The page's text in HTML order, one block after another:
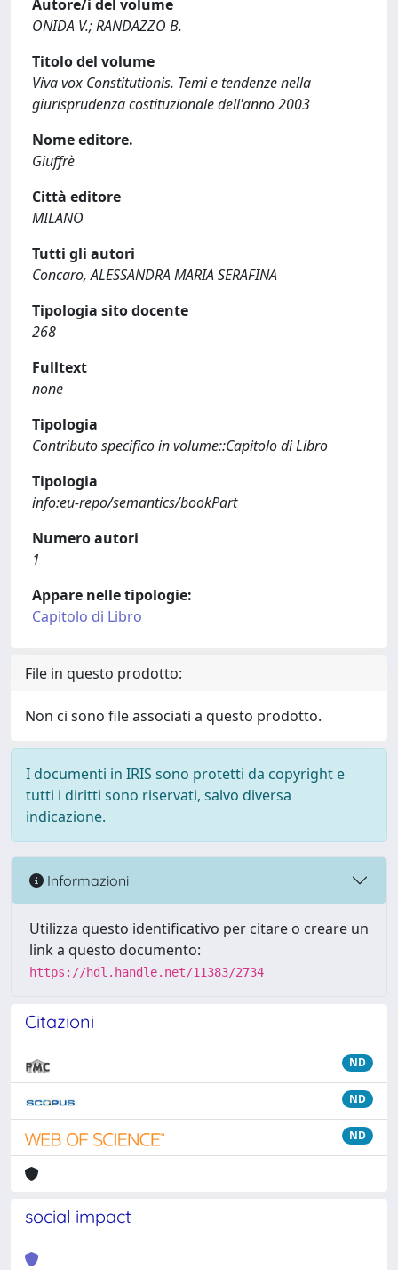
Autore/i del volume
ONIDA V.; RANDAZZO B.
Titolo del volume
Viva vox Constitutionis. Temi e tendenze nella
giurisprudenza costituzionale dell'anno 2003
Nome editore.
Giuffrè
Città editore
MILANO
Tutti gli autori
Concaro, ALESSANDRA MARIA SERAFINA
Tipologia sito docente
268
Fulltext
none
Tipologia
Contributo specifico in volume::Capitolo di Libro
Tipologia
info:eu-repo/semantics/bookPart
Numero autori
1
Appare nelle tipologie:
Capitolo di Libro
File in questo prodotto:
Non ci sono file associati a questo prodotto.
I documenti in IRIS sono protetti da copyright e
tutti i diritti sono riservati, salvo diversa
indicazione.
Informazioni
Utilizza questo identificativo per citare o creare un
link a questo documento:
https://hdl.handle.net/11383/2734
Citazioni
ND
ND
ND
social impact